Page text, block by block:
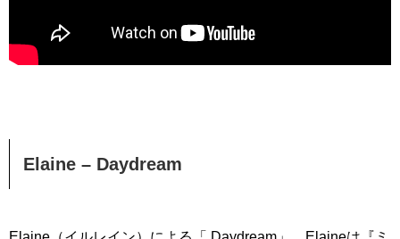
Elaine – Daydream